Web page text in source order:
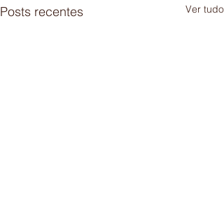
Posts recentes Ver tudo